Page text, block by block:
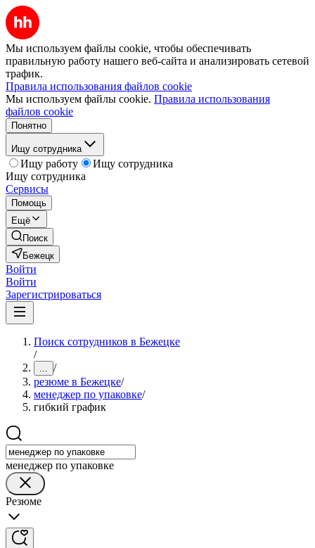
Мы используем файлы cookie, чтобы обеспечивать
правильную работу нашего веб-сайта и анализировать сетевой
трафик.
Правила использования файлов cookie
Мы используем файлы cookie. Правила использования
файлов cookie
Понятно
Ищу сотрудника
Ищу работу
Ищу сотрудника
Ищу сотрудника
Сервисы
Помощь
Ещё
Поиск
Бежецк
Войти
Войти
Зарегистрироваться
Поиск сотрудников в Бежецке
/
... /
резюме в Бежецке/
менеджер по упаковке/
гибкий график
менеджер по упаковке
Резюме